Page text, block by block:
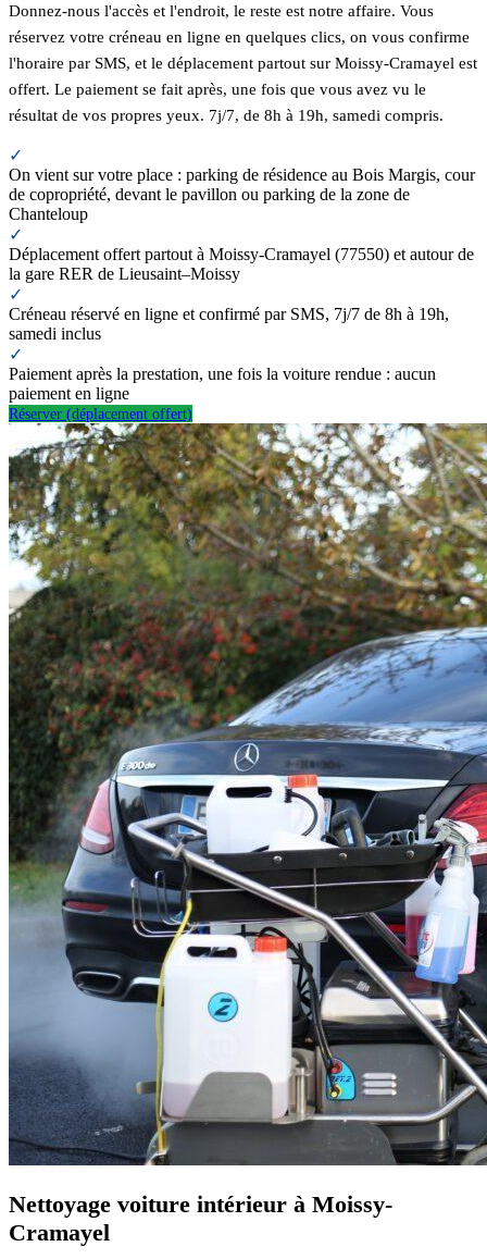
Donnez-nous l'accès et l'endroit, le reste est notre affaire. Vous
réservez votre créneau en ligne en quelques clics, on vous confirme
l'horaire par SMS, et le déplacement partout sur Moissy-Cramayel est
offert. Le paiement se fait après, une fois que vous avez vu le
résultat de vos propres yeux. 7j/7, de 8h à 19h, samedi compris.
✓
On vient sur votre place : parking de résidence au Bois Margis, cour
de copropriété, devant le pavillon ou parking de la zone de
Chanteloup
✓
Déplacement offert partout à Moissy-Cramayel (77550) et autour de
la gare RER de Lieusaint–Moissy
✓
Créneau réservé en ligne et confirmé par SMS, 7j/7 de 8h à 19h,
samedi inclus
✓
Paiement après la prestation, une fois la voiture rendue : aucun
paiement en ligne
Réserver (déplacement offert)
Nettoyage voiture intérieur à Moissy-
Cramayel